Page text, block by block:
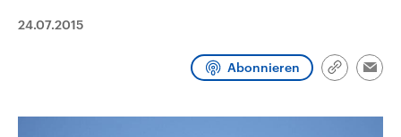
24.07.2015
Abonnieren
Link